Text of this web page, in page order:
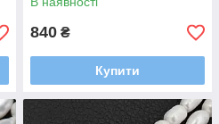
10 мм
840 ₴
Купити